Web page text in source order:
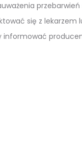
się z lekarzem
informować